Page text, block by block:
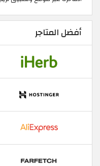
أفضل المتاجر